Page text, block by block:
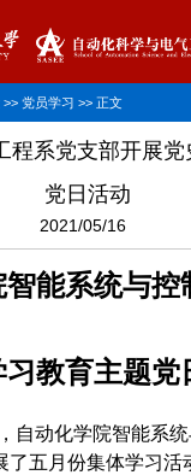
>> 党员学习 >> 正文
程系党支部开展
党日活动
2021/05/16
智能系统与控
教育主题党
自动化学院智能系
了五月份集体学习活